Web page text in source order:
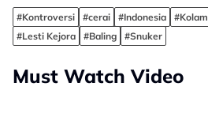
#Kontroversi #cerai #Indonesia #Kolam
#Lesti Kejora
#Baling #Snuker
Must Watch Video